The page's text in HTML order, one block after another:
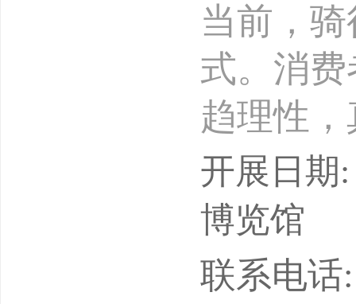
当前，
式。消
趋理性
据。近
会组委
精神的
开展日期
博览馆
联系电话